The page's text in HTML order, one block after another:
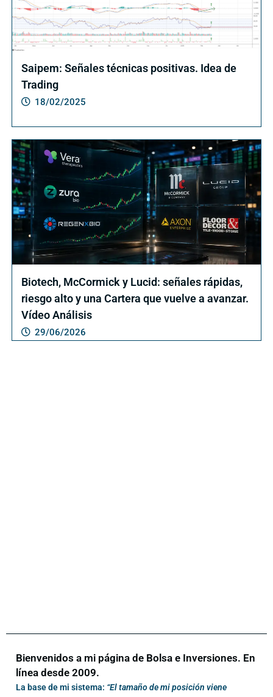
Saipem: Señales técnicas positivas. Idea de
Trading
18/02/2025
Biotech, McCormick y Lucid: señales rápidas,
riesgo alto y una Cartera que vuelve a avanzar.
Vídeo Análisis
29/06/2026
Bienvenidos a mi página de Bolsa e Inversiones. En
línea desde 2009.
La base de mi sistema: “El tamaño de mi posición viene